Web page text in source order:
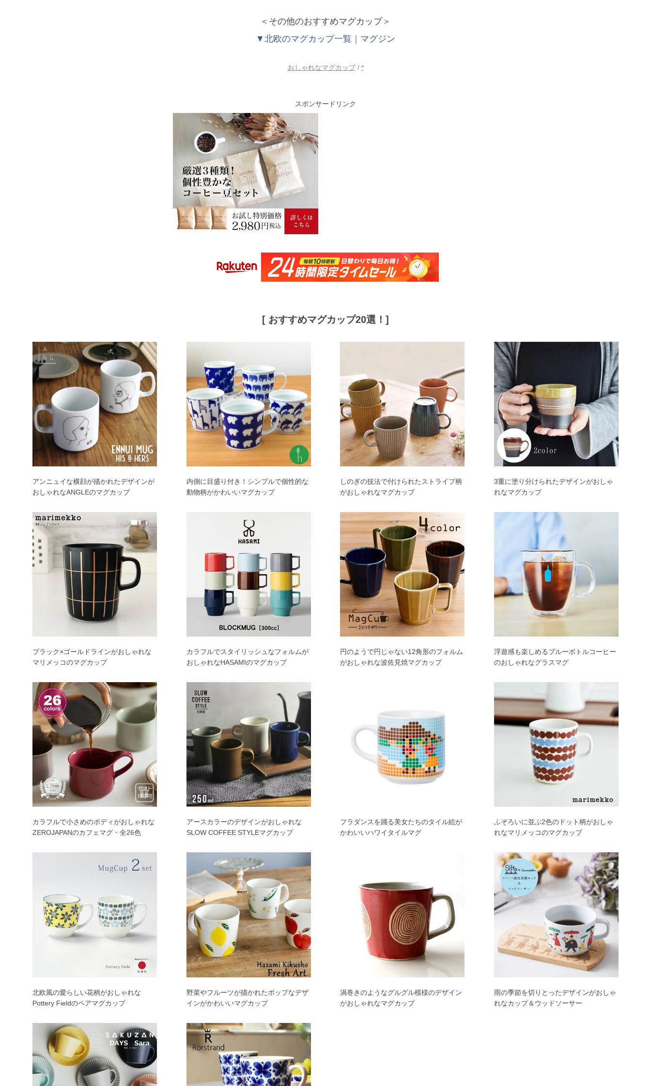
＜その他のおすすめマグカップ＞
▼北欧のマグカップ一覧｜マグジン
おしゃれなマグカップ/ *
スポンサードリンク
[ おすすめマグカップ20選！]
アンニュイな横顔が描かれたデザインが
おしゃれなANGLEのマグカップ
内側に目盛り付き！シンプルで個性的な
動物柄がかわいいマグカップ
しのぎの技法で付けられたストライプ柄
がおしゃれなマグカップ
3重に塗り分けられたデザインがおしゃ
れなマグカップ
ブラック×ゴールドラインがおしゃれな
マリメッコのマグカップ
カラフルでスタイリッシュなフォルムが
おしゃれなHASAMIのマグカップ
円のようで円じゃない12角形のフォルム
がおしゃれな波佐見焼マグカップ
浮遊感も楽しめるブルーボトルコーヒー
のおしゃれなグラスマグ
カラフルで小さめのボディがおしゃれな
ZEROJAPANのカフェマグ・全26色
アースカラーのデザインがおしゃれな
SLOW COFFEE STYLEマグカップ
フラダンスを踊る美女たちのタイル絵が
かわいいハワイタイルマグ
ふぞろいに並ぶ2色のドット柄がおしゃ
れなマリメッコのマグカップ
北欧風の愛らしい花柄がおしゃれな
Pottery Fieldのペアマグカップ
野菜やフルーツが描かれたポップなデザ
インがかわいいマグカップ
渦巻きのようなグルグル模様のデザイン
がおしゃれなマグカップ
雨の季節を切りとったデザインがおしゃ
れなカップ＆ウッドソーサー